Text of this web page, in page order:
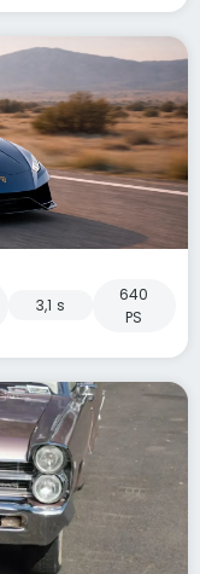
3,1 s
640
PS